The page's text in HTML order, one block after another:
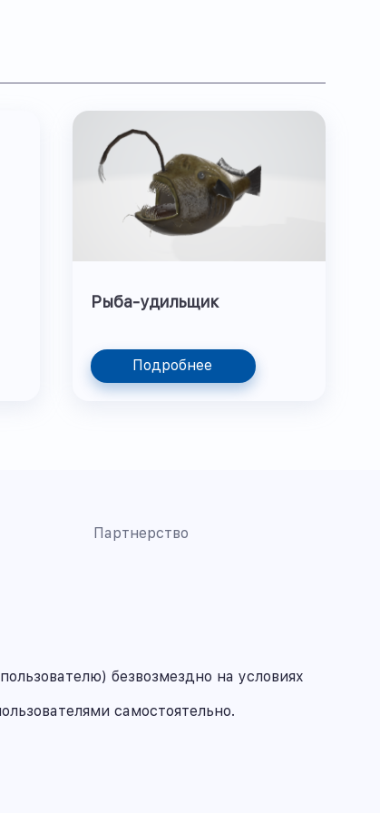
Рыба-удильщик
Подробнее
Партнерство
безвозмездно на условиях
самостоятельно.